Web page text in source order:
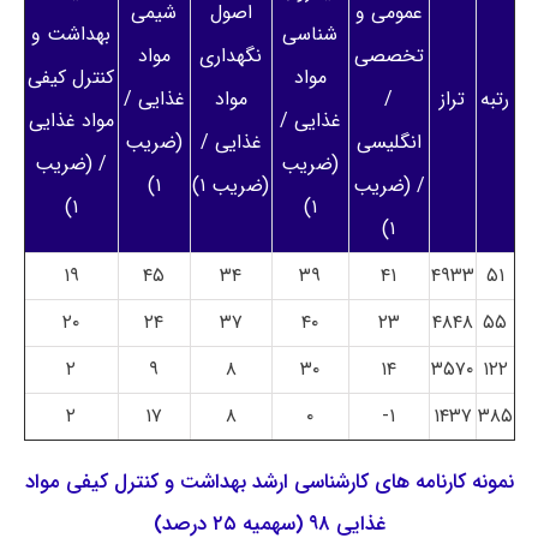
رتبه تراز
عمومی و
تخصصی
/
انگلیسی
/ (ضریب
۱)
شناسی
مواد
غذایی /
(ضریب
۱)
اصول
نگهداری
مواد
غذایی /
(ضریب ۱)
شیمی
مواد
غذایی /
(ضریب
۱)
بهداشت و
کنترل کیفی
مواد غذایی
/ (ضریب
۱)
۵۱ ۴۹۳۳ ۴۱ ۳۹ ۳۴ ۴۵
۱۹
۵۵ ۴۸۴۸ ۲۳ ۴۰ ۳۷ ۲۴
۲۰
۱۲۲ ۳۵۷۰ ۱۴ ۳۰ ۸ ۹
۲
۳۸۵ ۱۴۳۷ ۱- ۰ ۸ ۱۷ ۲
نمونه کارنامه های کارشناسی ارشد بهداشت و کنترل کیفی مواد
غذایی ۹۸ (سهمیه ۲۵ درصد)